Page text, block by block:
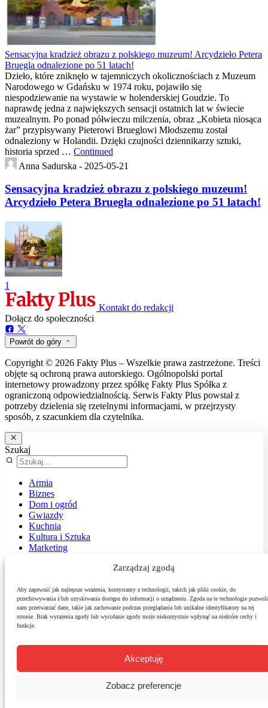
Zarządzaj zgodą
Aby zapewnić jak najlepsze wrażenia, korzystamy z technologii, takich jak pliki cookie, do
przechowywania i/lub uzyskiwania dostępu do informacji o urządzeniu. Zgoda na te technologie pozwoli
nam przetwarzać dane, takie jak zachowanie podczas przeglądania lub unikalne identyfikatory na tej
stronie. Brak wyrażenia zgody lub wycofanie zgody może niekorzystnie wpłynąć na niektóre cechy i
funkcje.
Akceptuję
Zobacz preferencje
Sensacyjna kradzież obrazu z polskiego muzeum! Arcydzieło Petera
Bruegla odnalezione po 51 latach!
Dzieło, które zniknęło w tajemniczych okolicznościach z Muzeum
Narodowego w Gdańsku w 1974 roku, pojawiło się
niespodziewanie na wystawie w holenderskiej Goudzie. To
naprawdę jedna z największych sensacji ostatnich lat w świecie
muzealnym. Po ponad półwieczu milczenia, obraz „Kobieta niosąca
żar” przypisywany Pieterowi Brueglowi Młodszemu został
odnaleziony w Holandii. Dzięki czujności dziennikarzy sztuki,
historia sprzed … Continued
Anna Sadurska - 2025-05-21
Sensacyjna kradzież obrazu z polskiego muzeum!
Arcydzieło Petera Bruegla odnalezione po 51 latach!
1
Kontakt do redakcji
Dołącz do społeczności
Powrót do góry
Copyright © 2026 Fakty Plus – Wszelkie prawa zastrzeżone. Treści
objęte są ochroną prawa autorskiego. Ogólnopolski portal
internetowy prowadzony przez spółkę Fakty Plus Spółka z
ograniczoną odpowiedzialnością. Serwis Fakty Plus powstał z
potrzeby dzielenia się rzetelnymi informacjami, w przejrzysty
sposób, z szacunkiem dla czytelnika.
Szukaj
Armia
Biznes
Dom i ogród
Gwiazdy
Kuchnia
Kultura i Sztuka
Marketing
Podróże
Polityka
Sport
Środowisko
Technologie